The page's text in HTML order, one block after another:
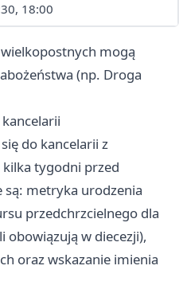
18:00
mogą
(np. Droga
do kancelarii z
tygodni przed
są: metryka urodzenia
przedchrzcielnego dla
obowiązują w diecezji),
oraz wskazanie imienia